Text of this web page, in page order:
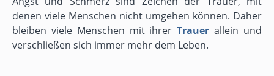
denen viele Menschen nicht umgehen können. Daher
bleiben viele Menschen mit ihrerTrauer allein und
verschließen sich immer mehr dem Leben.